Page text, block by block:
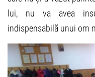
lui, nu va avea
indispensabilă unui om